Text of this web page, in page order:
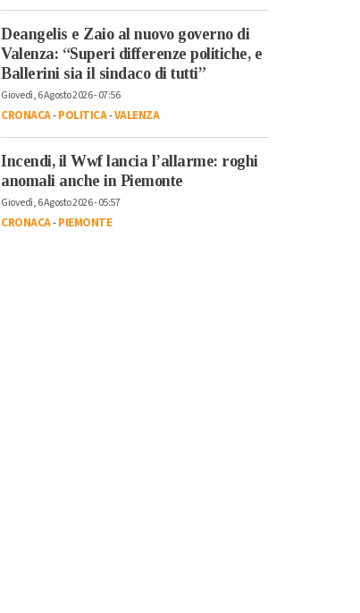
Deangelis e Zaio al nuovo governo di
Valenza: “Superi differenze politiche, e
Ballerini sia il sindaco di tutti”
Giovedì, 6 Agosto 2026 - 07:56
CRONACA-POLITICA-VALENZA
Incendi, il Wwf lancia l’allarme: roghi
anomali anche in Piemonte
Giovedì, 6 Agosto 2026 - 05:57
CRONACA-PIEMONTE